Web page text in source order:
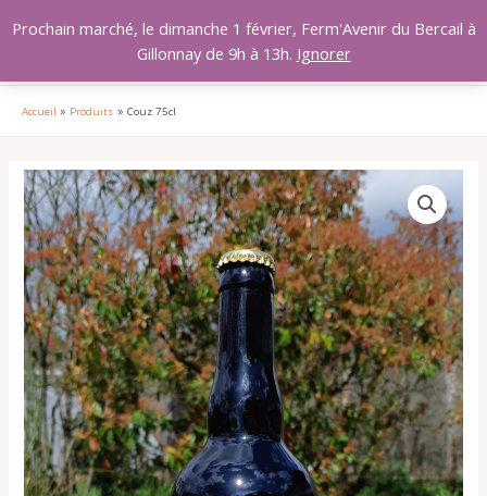
au
Accueil Produits Couz 75cl
quantité
de
Couz
75cl
Prochain marché, le dimanche 1 février, Ferm'Avenir du Bercail à
Gillonnay de 9h à 13h. Ignorer